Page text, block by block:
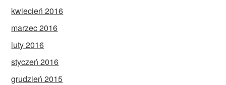
kwiecień 2016
marzec 2016
luty 2016
styczeń 2016
grudzień 2015